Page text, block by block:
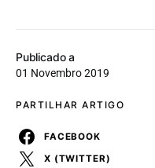
Publicado a
01 Novembro 2019
PARTILHAR ARTIGO
FACEBOOK
X (TWITTER)